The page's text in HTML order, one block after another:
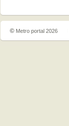
© Metro portal 2026